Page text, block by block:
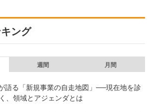
ング
週間 月間
語る「新規事業の自走地図」──現在地を診
、領域とアジェンダとは